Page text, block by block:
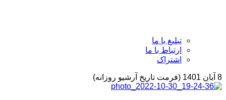
تبلیغ با ما
ارتباط با ما
اشتراک
8 آبان 1401 (فرمت تاریخ آرشیو روزانه)